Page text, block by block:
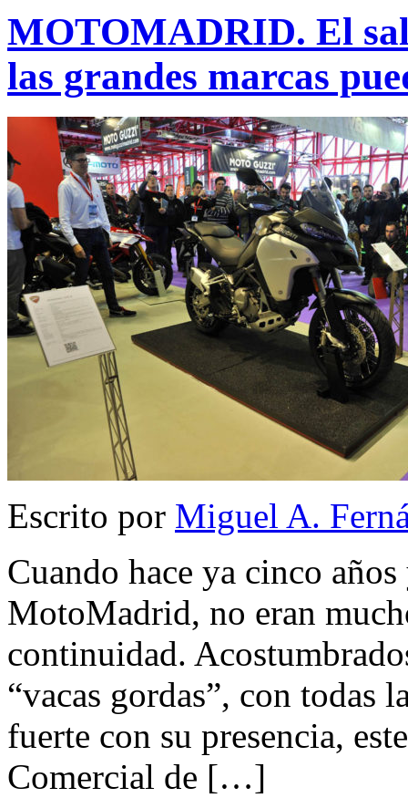
MOTOMADRID. El
las grandes marcas
Escrito por Miguel A.
Cuando hace ya cinco
MotoMadrid, no eran
continuidad.
“vacas gordas”, con todas
fuerte con su presencia,
Comercial de […]